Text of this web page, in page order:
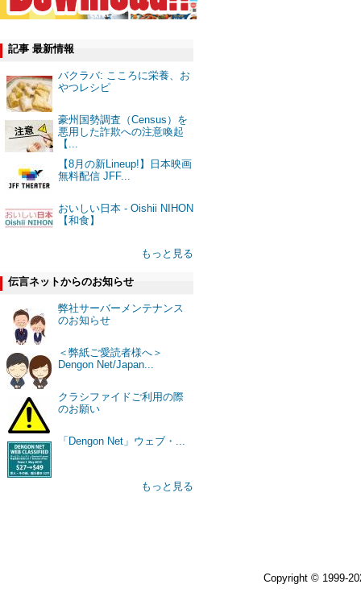
記事 最新情報
バクラバ: こころに栄養、お
やつレシピ
豪州国勢調査（Census）を
悪用した詐欺への注意喚起
【...
【8月の新Lineup!】日本映画
無料配信 JFF...
おいしい日本 - Oishii NIHON
【和食】
もっと見る
伝言ネットからのお知らせ
弊社サーバーメンテナンス
のお知らせ
＜弊紙ご愛読者様へ＞
Dengon Net/Japan...
クラシファイドご利用の際
のお願い
「Dengon Net」ウェブ・...
もっと見る
Copyright © 1999-